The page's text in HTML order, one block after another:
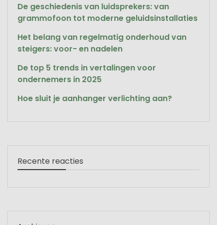
De geschiedenis van luidsprekers: van
grammofoon tot moderne geluidsinstallaties
Het belang van regelmatig onderhoud van
steigers: voor- en nadelen
De top 5 trends in vertalingen voor
ondernemers in 2025
Hoe sluit je aanhanger verlichting aan?
Recente reacties